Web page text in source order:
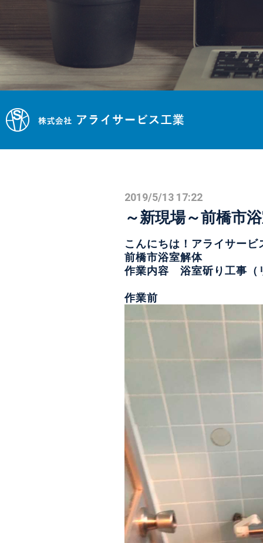
2019/5/13 17:22
～新現場～前橋市
こんにちは！アライサービ
前橋市浴室解体
作業内容 浴室斫り工事（
作業前